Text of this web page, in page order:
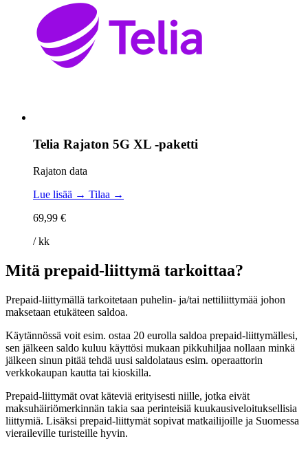
Telia Rajaton 5G XL -paketti
Rajaton data
Lue lisää → Tilaa →
69,99 €
/ kk
Mitä prepaid-liittymä tarkoittaa?
Prepaid-liittymällä tarkoitetaan puhelin- ja/tai nettiliittymää johon
maksetaan etukäteen saldoa.
Käytännössä voit esim. ostaa 20 eurolla saldoa prepaid-liittymällesi,
sen jälkeen saldo kuluu käyttösi mukaan pikkuhiljaa nollaan minkä
jälkeen sinun pitää tehdä uusi saldolataus esim. operaattorin
verkkokaupan kautta tai kioskilla.
Prepaid-liittymät ovat käteviä erityisesti niille, jotka eivät
maksuhäiriömerkinnän takia saa perinteisiä kuukausiveloituksellisia
liittymiä. Lisäksi prepaid-liittymät sopivat matkailijoille ja Suomessa
vieraileville turisteille hyvin.